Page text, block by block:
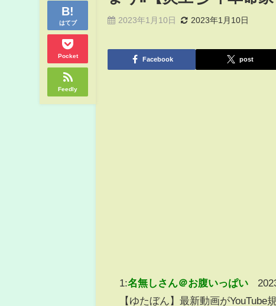
はてブ
Pocket
Feedly
2023年1月10日 2023年1月10日
Facebook post
1:名無しさん＠お腹いっぱい
【ゆたぼん】最新動画が